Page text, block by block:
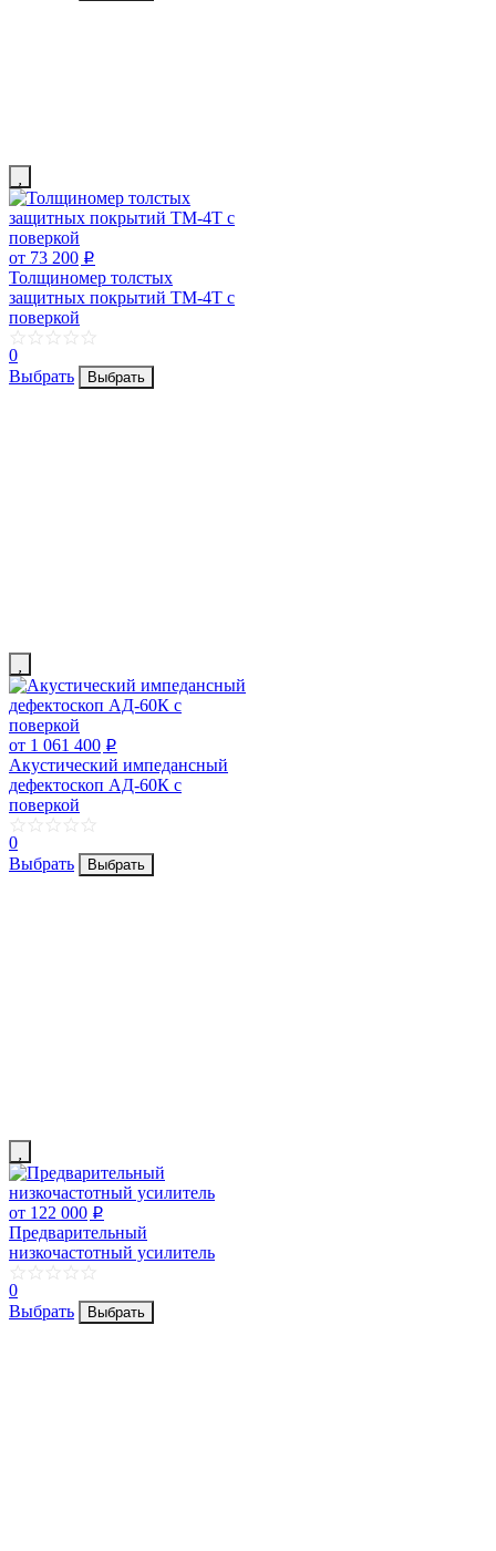
от 73 200 p
Толщиномер толстых
защитных покрытий ТМ-4T с
поверкой
0
Выбрать
Выбрать
от 1 061 400 p
Акустический импедансный
дефектоскоп АД-60К с
поверкой
0
Выбрать
Выбрать
от 122 000 p
Предварительный
низкочастотный усилитель
0
Выбрать
Выбрать